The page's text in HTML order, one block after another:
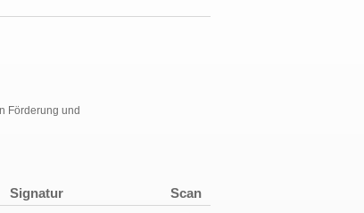
Förderung und
Signatur Scan